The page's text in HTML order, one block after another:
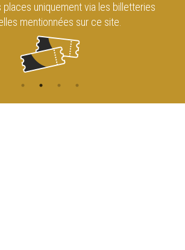
places uniquement via les billetteries
mentionnées sur ce site.